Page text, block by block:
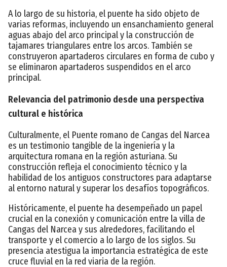
A lo largo de su historia, el puente ha sido objeto de
varias reformas, incluyendo un ensanchamiento general
aguas abajo del arco principal y la construcción de
tajamares triangulares entre los arcos. También se
construyeron apartaderos circulares en forma de cubo y
se eliminaron apartaderos suspendidos en el arco
principal.
Relevancia del patrimonio desde una perspectiva
cultural e histórica
Culturalmente, el Puente romano de Cangas del Narcea
es un testimonio tangible de la ingeniería y la
arquitectura romana en la región asturiana. Su
construcción refleja el conocimiento técnico y la
habilidad de los antiguos constructores para adaptarse
al entorno natural y superar los desafíos topográficos.
Históricamente, el puente ha desempeñado un papel
crucial en la conexión y comunicación entre la villa de
Cangas del Narcea y sus alrededores, facilitando el
transporte y el comercio a lo largo de los siglos. Su
presencia atestigua la importancia estratégica de este
cruce fluvial en la red viaria de la región.